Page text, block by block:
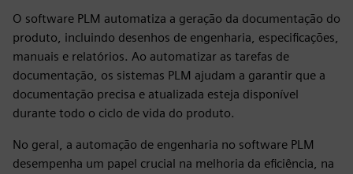
O software PLM automatiza a geração da documentação do
produto, incluindo desenhos de engenharia, especificações,
manuais e relatórios. Ao automatizar as tarefas de
documentação, os sistemas PLM ajudam a garantir que a
documentação precisa e atualizada esteja disponível
durante todo o ciclo de vida do produto.
No geral, a automação de engenharia no software PLM
desempenha um papel crucial na melhoria da eficiência, na